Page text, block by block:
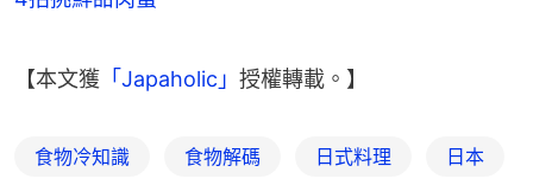
【本文獲 「Japaholic」 授權轉載。】
食物冷知識 食物解碼 日式料理 日本